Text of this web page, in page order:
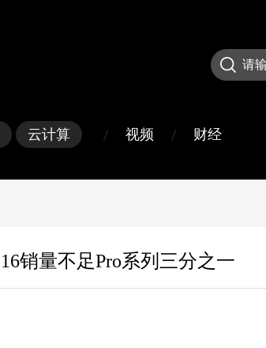
云计算 / 视频 / 财经
销量不足Pro系列三分之一